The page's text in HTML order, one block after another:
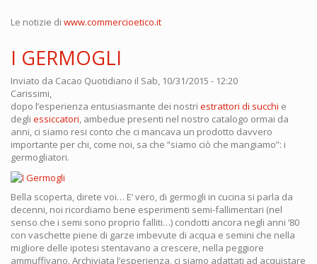
Le notizie di www.commercioetico.it
I GERMOGLI
Inviato da Cacao Quotidiano il Sab, 10/31/2015 - 12:20
Carissimi,
dopo l’esperienza entusiasmante dei nostri estrattori di succhi e
degli essiccatori, ambedue presenti nel nostro catalogo ormai da
anni, ci siamo resi conto che ci mancava un prodotto davvero
importante per chi, come noi, sa che “siamo ciò che mangiamo”: i
germogliatori.
Bella scoperta, direte voi… E’ vero, di germogli in cucina si parla da
decenni, noi ricordiamo bene esperimenti semi-fallimentari (nel
senso che i semi sono proprio falliti…) condotti ancora negli anni ‘80
con vaschette piene di garze imbevute di acqua e semini che nella
migliore delle ipotesi stentavano a crescere, nella peggiore
ammuffivano. Archiviata l’esperienza, ci siamo adattati ad acquistare